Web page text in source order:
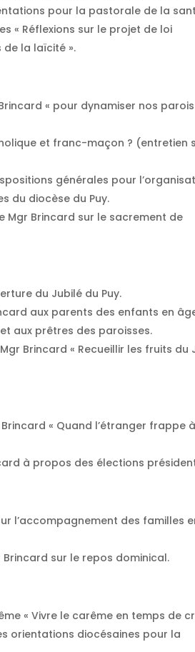
pour la pastorale de la
« Réflexions sur le projet de loi
la laïcité ».
« pour dynamiser nos
et franc-maçon ? (entretien
générales pour
du diocèse du Puy.
Mgr Brincard sur le sacrement de
du Jubilé du Puy.
aux parents des enfants en
aux prêtres des paroisses.
Brincard « Recueillir les fruits du
« Quand l’étranger frappe
à propos des élections
l’accompagnement des familles
Brincard sur le repos dominical.
« Vivre le carême en temps de
orientations diocésaines pour la